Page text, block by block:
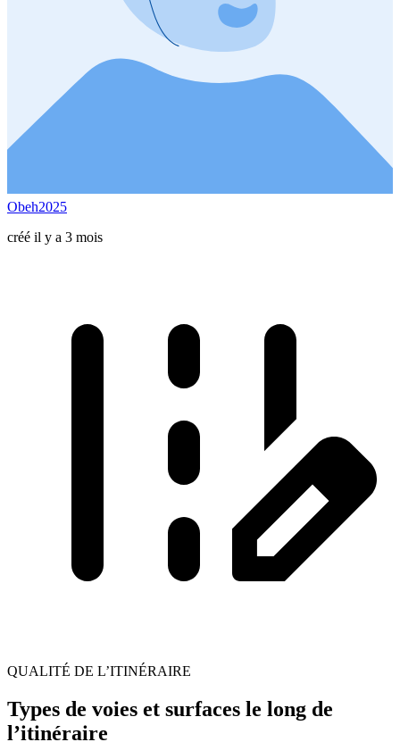
Obeh2025
créé il y a 3 mois
QUALITÉ DE L’ITINÉRAIRE
Types de voies et surfaces le long de
l’itinéraire